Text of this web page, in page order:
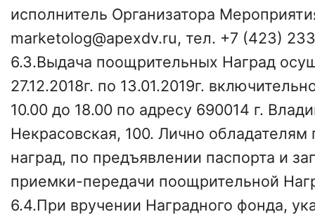
исполнитель Организатора
marketolog@apexdv.ru, тел. +7 (423)
6.3.Выдача поощрительных Наград
27.12.2018г. по 13.01.2019г.
10.00 до 18.00 по адресу 690014 г.
Некрасовская, 100. Лично
наград, по предъявлении паспорта и
приемки-передачи поощрительной
6.4.При вручении Наградного фонда,